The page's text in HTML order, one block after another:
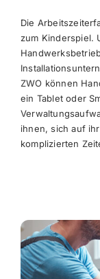
Die
zum Kinderspiel.
ZWO können
ein Tablet oder
ihnen, sich auf
komplizierten